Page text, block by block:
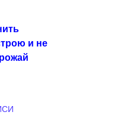
и не